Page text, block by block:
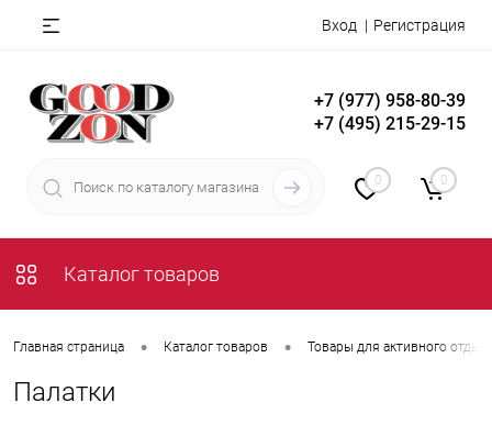
Вход Регистрация
+7 (977) 958-80-39
+7 (495) 215-29-15
0 0
Каталог товаров
Главная страница • Каталог товаров • Товары для активного
Палатки